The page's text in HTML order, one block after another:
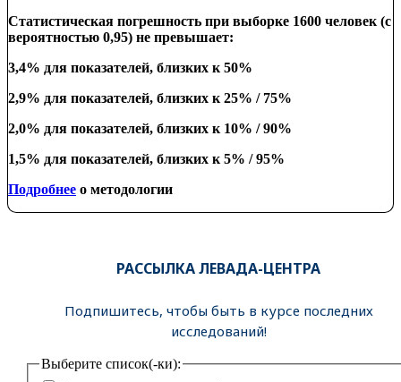
Статистическая погрешность при выборке 1600 человек (с
вероятностью 0,95) не превышает:
3,4% для показателей, близких к 50%
2,9% для показателей, близких к 25% / 75%
2,0% для показателей, близких к 10% / 90%
1,5% для показателей, близких к 5% / 95%
Подробнее о методологии
РАССЫЛКА ЛЕВАДА-ЦЕНТРА
Подпишитесь, чтобы быть в курсе последних
исследований!
Выберите список(-ки):